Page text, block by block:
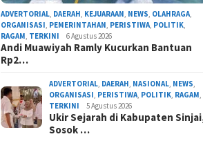
ADVERTORIAL DAERAH KEJUARAAN NEWS OLAHRAGA
ORGANISASI PEMERINTAHAN PERISTIWA POLITIK
RAGAM TERKINI 6 Agustus 2026
Andi Muawiyah Ramly Kucurkan Bantuan
Rp2…
ADVERTORIAL DAERAH NASIONAL NEWS
ORGANISASI PERISTIWA POLITIK RAGAM
TERKINI
5 Agustus 2026
Ukir Sejarah di Kabupaten
Sosok …